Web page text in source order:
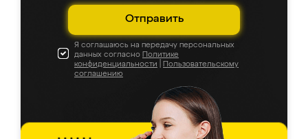
Отправить
Я соглашаюсь на передачу персональных
данных согласно Политике
конфиденциальности
Пользовательскому
соглашению